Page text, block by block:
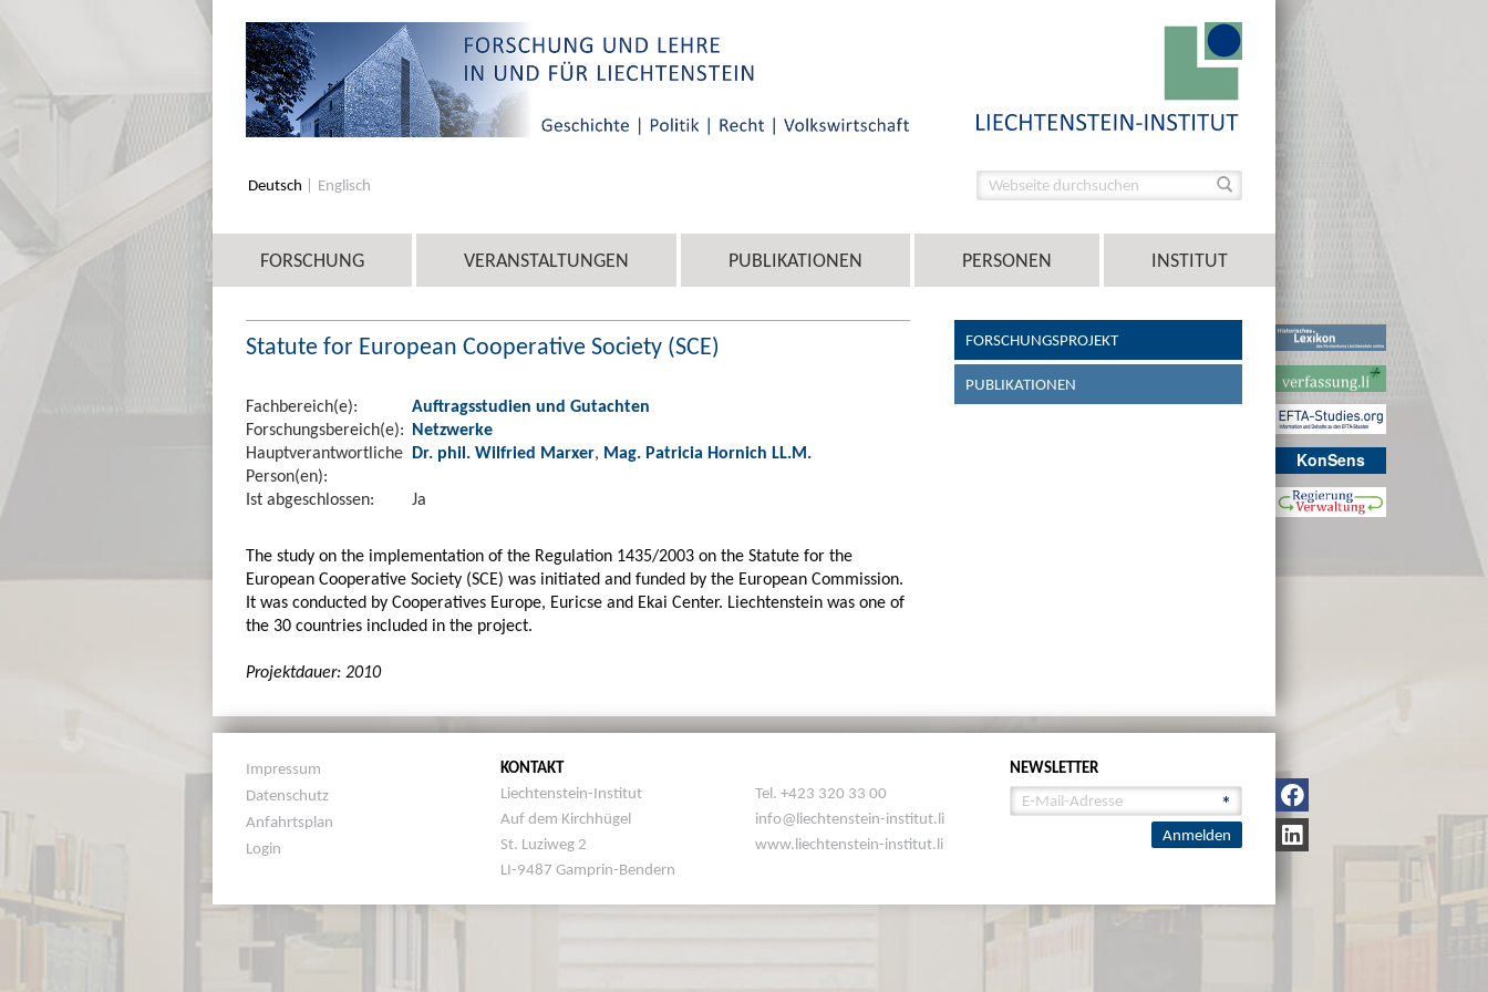
KonSens
Deutsch Englisch
FORSCHUNG VERANSTALTUNGEN PUBLIKATIONEN PERSONEN INSTITUT
Statute for European Cooperative Society (SCE)
Fachbereich(e):
Auftragsstudien und Gutachten
Forschungsbereich(e): Netzwerke
Hauptverantwortliche
Person(en):
Dr. phil. Wilfried Marxer, Mag. Patricia Hornich LL.M.
Ist abgeschlossen: Ja
The study on the implementation of the Regulation 1435/2003 on the Statute for the
European Cooperative Society (SCE) was initiated and funded by the European Commission.
It was conducted by Cooperatives Europe, Euricse and Ekai Center. Liechtenstein was one of
the 30 countries included in the project.
Projektdauer: 2010
FORSCHUNGSPROJEKT
PUBLIKATIONEN
Impressum
Datenschutz
Anfahrtsplan
Login
KONTAKT
Liechtenstein-Institut
Auf dem Kirchhügel
St. Luziweg 2
LI-9487 Gamprin-Bendern
Tel. +423 320 33 00
info@liechtenstein-institut.li
www.liechtenstein-institut.li
NEWSLETTER